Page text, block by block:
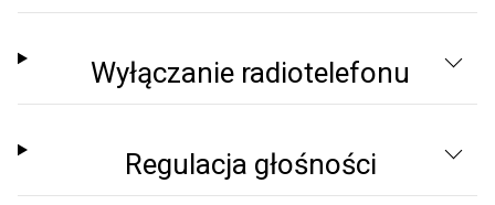
Wyłączanie radiotelefonu
Regulacja głośności